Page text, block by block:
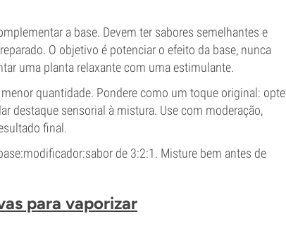
a base. Devem ter sabores semelhantes e
O objetivo é potenciar o efeito da base, nunca
uma planta relaxante com uma estimulante.
quantidade. Pondere como um toque original: opte
destaque sensorial à mistura. Use com moderação,
final.
de 3:2:1. Misture bem antes de
para vaporizar